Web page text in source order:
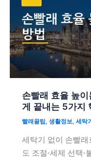
손빨래 효율 높
게 끝내는 5가지
빨래꿀팁 , 생활정보, 세탁
세탁기 없이 손빨
도 조절·세제 선택